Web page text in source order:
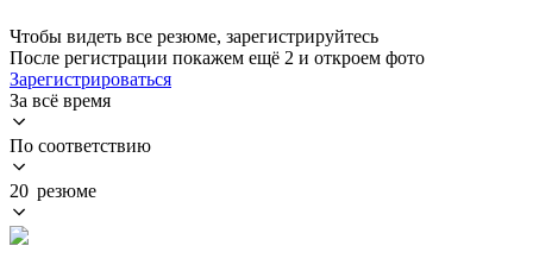
Чтобы видеть все резюме, зарегистрируйтесь
После регистрации покажем ещё 2 и откроем фото
Зарегистрироваться
За всё время
По соответствию
20 резюме